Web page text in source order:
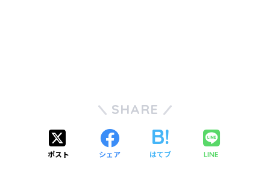
SHARE
ポスト シェア はてブ LINE